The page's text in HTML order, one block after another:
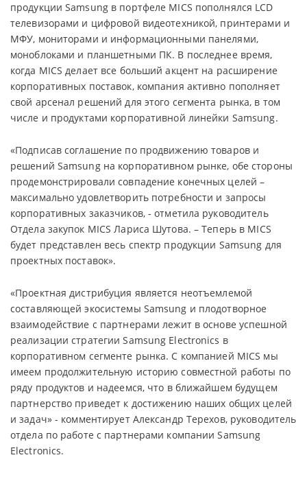
продукции Samsung в портфеле MICS пополнялся LCD
телевизорами и цифровой видеотехникой, принтерами и
МФУ, мониторами и информационными панелями,
моноблоками и планшетными ПК. В последнее время,
когда MICS делает все больший акцент на расширение
корпоративных поставок, компания активно пополняет
свой арсенал решений для этого сегмента рынка, в том
числе и продуктами корпоративной линейки Samsung.
«Подписав соглашение по продвижению товаров и
решений Samsung на корпоративном рынке, обе стороны
продемонстрировали совпадение конечных целей –
максимально удовлетворить потребности и запросы
корпоративных заказчиков, - отметила руководитель
Отдела закупок MICS Лариса Шутова. – Теперь в MICS
будет представлен весь спектр продукции Samsung для
проектных поставок».
«Проектная дистрибуция является неотъемлемой
составляющей экосистемы Samsung и плодотворное
взаимодействие с партнерами лежит в основе успешной
реализации стратегии Samsung Electronics в
корпоративном сегменте рынка. С компанией MICS мы
имеем продолжительную историю совместной работы по
ряду продуктов и надеемся, что в ближайшем будущем
партнерство приведет к достижению наших общих целей
и задач» - комментирует Александр Терехов, руководитель
отдела по работе с партнерами компании Samsung
Electronics.